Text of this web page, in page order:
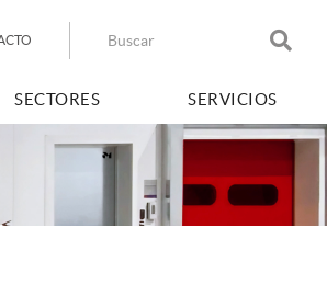
SECTORES SERVICIOS